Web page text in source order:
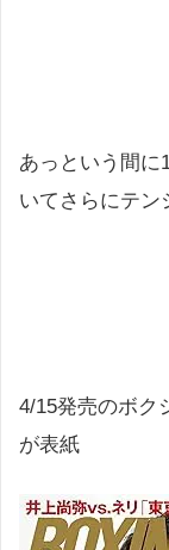
あっという間に
いてさらにテン
4/15発売のボク
が表紙